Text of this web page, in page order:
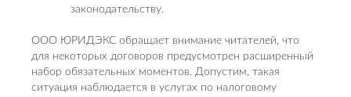
законодательству.
ООО ЮРИДЭКС обращает внимание читателей, что
для некоторых договоров предусмотрен расширенный
набор обязательных моментов. Допустим, такая
ситуация наблюдается в услугах по налоговому